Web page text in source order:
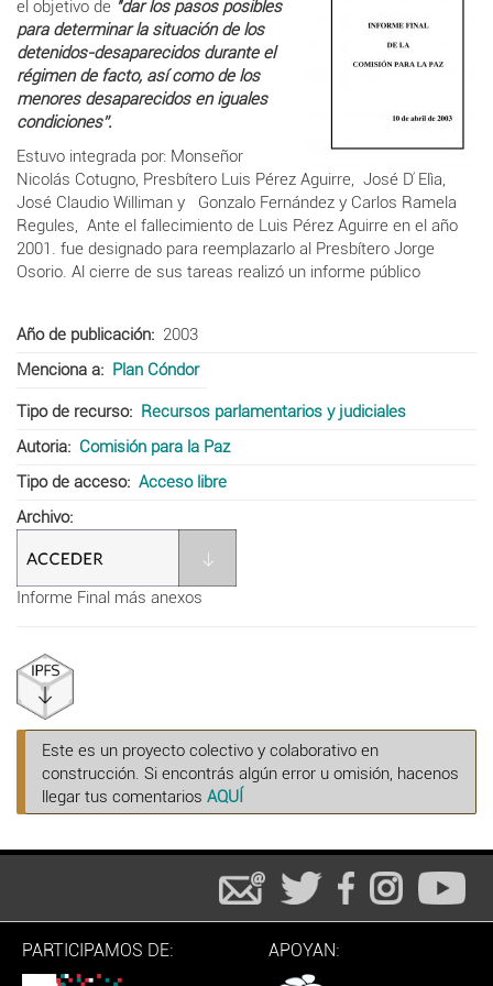
el objetivo de "dar los pasos posibles
para determinar la situación de los
detenidos-desaparecidos durante el
régimen de facto, asícomo de los
menores desaparecidos en iguales
condiciones”.
Estuvo integrada por: Monseñor
Nicolás Cotugno, Presbítero Luis Pérez Aguirre, José D ́Elìa,
José Claudio Williman y Gonzalo Fernández y Carlos Ramela
Regules, Ante el fallecimiento de Luis Pérez Aguirre en el año
2001. fue designado para reemplazarlo al Presbítero Jorge
Osorio. Al cierre de sus tareas realizó un informe público
Año de publicación
2003
Menciona a
Plan Cóndor
Tipo de recurso
Recursos parlamentarios y judiciales
Autoria
Comisión para la Paz
Tipo de acceso
Acceso libre
Archivo
Informe Final más anexos
Este es un proyecto colectivo y colaborativo en
construcción. Si encontrás algún error u omisión, hacenos
llegar tus comentarios AQUÍ
PARTICIPAMOS DE: APOYAN: